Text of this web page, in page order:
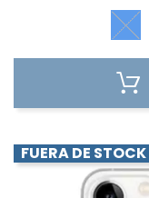
FUERA DE STOCK